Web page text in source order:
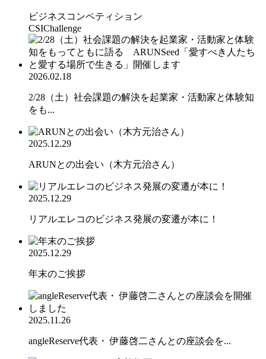
ビジネスコンペティション
CSIChallenge
2026.02.18
2/28（土）社会課題の解決を起業家・活動家と体験知
をも...
2025.12.29
ARUNとの出会い（木方元治さん）
2025.12.29
リアルエレコのビジネス発展の変遷が本に！
2025.12.29
年末のご挨拶
2025.11.26
angleReserve代表・ 伊藤啓二さんとの座談会を...